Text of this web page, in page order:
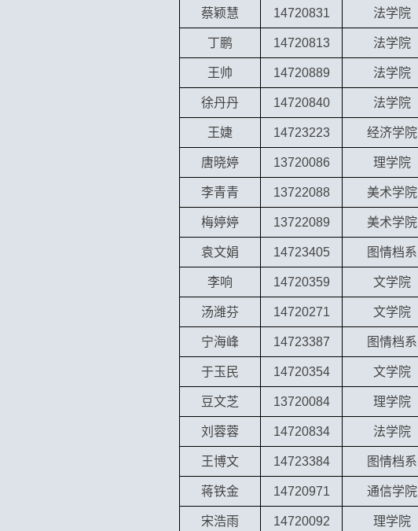
蔡颖慧 14720831 法学院
丁鹏 14720813 法学院
王帅 14720889 法学院
徐丹丹 14720840 法学院
王婕 14723223 经济学院
唐晓婷 13720086 理学院
李青青 13722088 美术学院
梅婷婷 13722089 美术学院
袁文娟 14723405 图情档系
李响 14720359 文学院
汤潍芬 14720271 文学院
宁海峰 14723387 图情档系
于玉民 14720354 文学院
豆文芝 13720084 理学院
刘蓉蓉 14720834 法学院
王博文 14723384 图情档系
蒋铁金 14720971 通信学院
宋浩雨 14720092 理学院